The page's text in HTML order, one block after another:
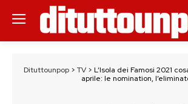
Dituttounpop> TV> L’Isola dei Famosi 2021
aprile: le nomination,